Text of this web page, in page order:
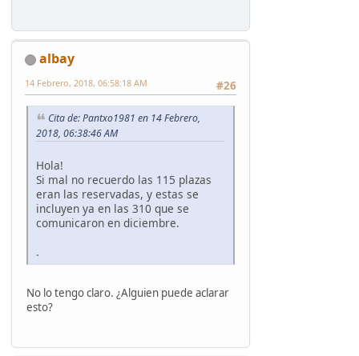
albay
#26
14 Febrero, 2018, 06:58:18 AM
Cita de: Pantxo1981 en 14 Febrero,
2018, 06:38:46 AM
Hola!
Si mal no recuerdo las 115 plazas
eran las reservadas, y estas se
incluyen ya en las 310 que se
comunicaron en diciembre.
.
No lo tengo claro. ¿Alguien puede aclarar
esto?